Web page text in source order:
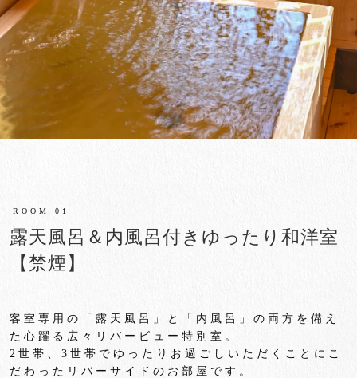
ROOM 01
露天風呂＆内風呂付きゆったり和洋室
【禁煙】
客室専用の「露天風呂」と「内風呂」 の両方を備え
た心躍る広々リバービュー特別室。
2 世帯、 3 世帯でゆったりお過ごしいただくことにこ
だわったリバ ーサイドのお部屋です。